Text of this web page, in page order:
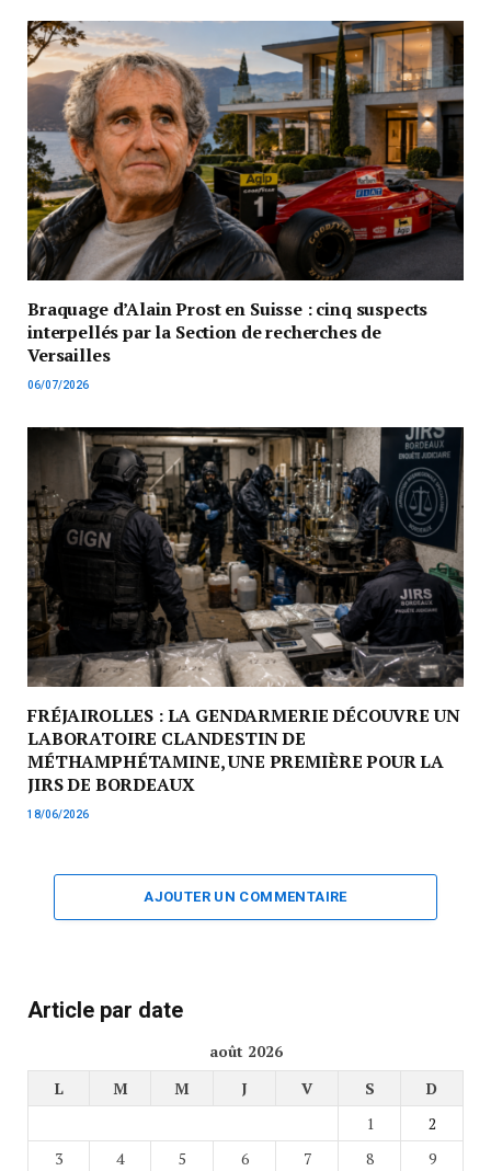
Braquage d’Alain Prost en Suisse : cinq suspects
interpellés par la Section de recherches de
Versailles
06/07/2026
FRÉJAIROLLES : LA GENDARMERIE DÉCOUVRE UN
LABORATOIRE CLANDESTIN DE
MÉTHAMPHÉTAMINE, UNE PREMIÈRE POUR LA
JIRS DE BORDEAUX
18/06/2026
AJOUTER UN COMMENTAIRE
Article par date
août 2026
L
M M J V S
D
1
2
3
4 5 6 7 8
9